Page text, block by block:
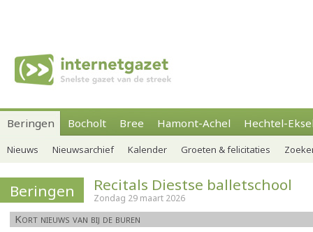
Beringen Bocholt Bree Hamont-Achel Hechtel-
Nieuws Nieuwsarchief Kalender Groeten & felicitaties
Beringen Recitals Diestse balletschool
Zondag 29 maart 2026
Kort nieuws van bij de buren